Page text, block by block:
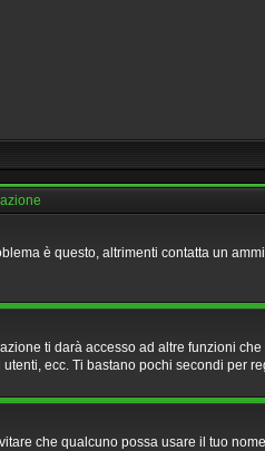
è questo, altrimenti contatta un
ti darà accesso ad altre funzioni
ecc. Ti bastano pochi secondi per
che qualcuno possa usare il tuo